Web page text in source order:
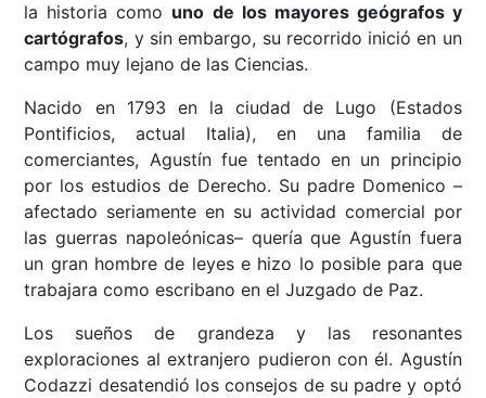
la historia como uno de los mayores geógrafos y
cartógrafos, y sin embargo, su recorrido inició en un
campo muy lejano de las Ciencias.
Nacido en 1793 en la ciudad de Lugo (Estados
Pontificios, actual Italia), en una familia de
comerciantes, Agustín fue tentado en un principio
por los estudios de Derecho. Su padre Domenico –
afectado seriamente en su actividad comercial por
las guerras napoleónicas– quería que Agustín fuera
un gran hombre de leyes e hizo lo posible para que
trabajara como escribano en el Juzgado de Paz.
Los sueños de grandeza y las resonantes
exploraciones al extranjero pudieron con él. Agustín
Codazzi desatendió los consejos de su padre y optó